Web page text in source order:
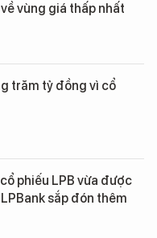
vùng giá thấp nhất
trăm tỷ đồng vì cổ
phiếu LPB vừa được
sắp đón thêm